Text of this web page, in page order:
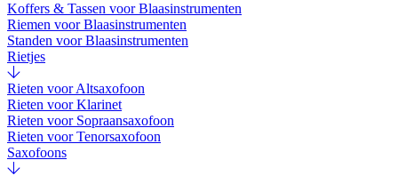
Koffers & Tassen voor Blaasinstrumenten
Riemen voor Blaasinstrumenten
Standen voor Blaasinstrumenten
Rietjes
Rieten voor Altsaxofoon
Rieten voor Klarinet
Rieten voor Sopraansaxofoon
Rieten voor Tenorsaxofoon
Saxofoons